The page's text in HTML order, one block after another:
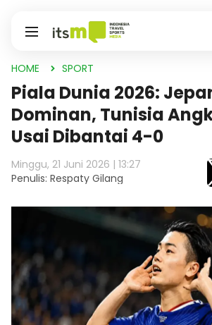
HOME SPORT
Piala Dunia 2026:
Dominan, Tunisia
Usai Dibantai 4-0
Minggu, 21 Juni 2026 | 13:27
Penulis: Respaty Gilang